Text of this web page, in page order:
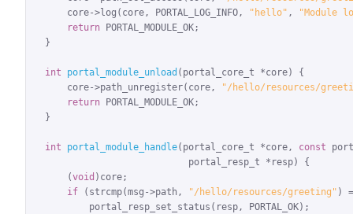
    core->log(core, PORTAL_LOG_INFO,
"hello" ,
"Module
return PORTAL_MODULE_OK;
}
int portal_module_unload (portal_core_t *core) {
    core->path_unregister(core,
"/hello/resources/
return PORTAL_MODULE_OK;
}
int portal_module_handle(portal_core_t *core, const
                          portal_resp_t *resp) {
    (
void )core;
if (strcmp(msg->path, "/hello/resources/greeting" )
        portal_resp_set_status(resp, PORTAL_OK);